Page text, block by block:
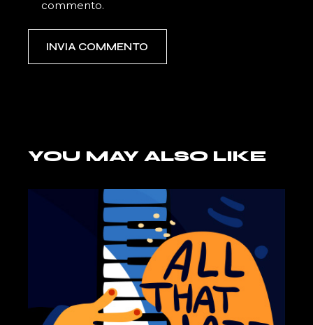
commento.
INVIA COMMENTO
YOU MAY ALSO LIKE